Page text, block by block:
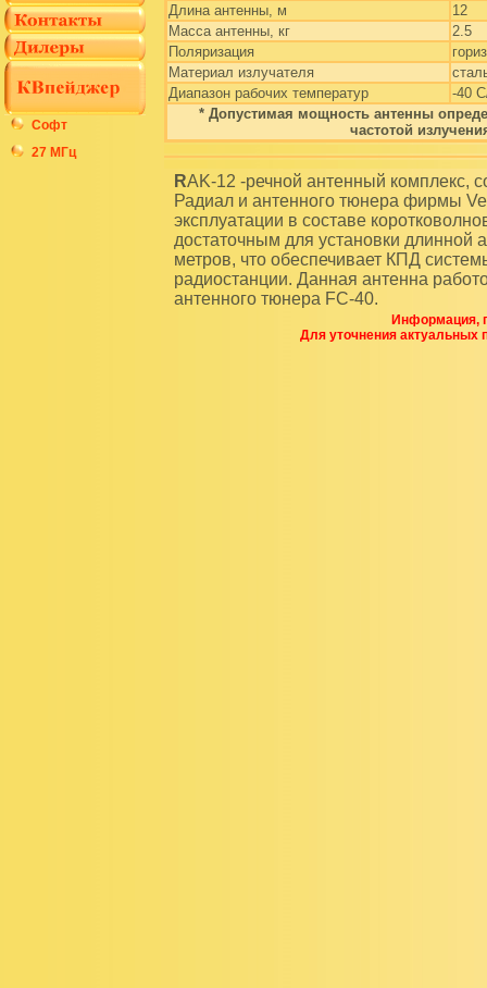
Софт
27 МГц
Длина антенны, м
12
Масса антенны, кг
2.5
Поляризация
Материал излучателя
Диапазон рабочих температур
-40
* Допустимая мощность антенны
частотой
RAK-12 -речной антенный комплекс, состоит из антенного полотна производства фирмы
Радиал и антенного тюнера фирмы
эксплуатации в составе
достаточным для установки длинной
метров, что обеспечивает КПД
радиостанции. Данная антенна
антенного тюнера FC-40.
Информация,
Для уточнения актуальных